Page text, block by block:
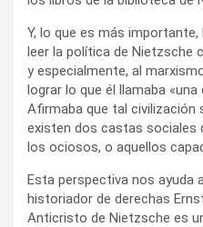
Y, lo que es más
leer la política de Nietzsche
y especialmente, al
lograr lo que él llamaba
Afirmaba que tal civilización
existen dos castas sociales
los ociosos, o aquellos
Esta perspectiva nos ayuda
historiador de derechas
Anticristo de Nietzsche es